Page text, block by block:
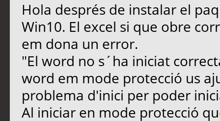
Hola després de instalar el
Win10. El excel si que obre
em dona un error.
"El word no s´ha iniciat
word em mode protecció us
problema d'inici per poder
Al iniciar en mode protecció